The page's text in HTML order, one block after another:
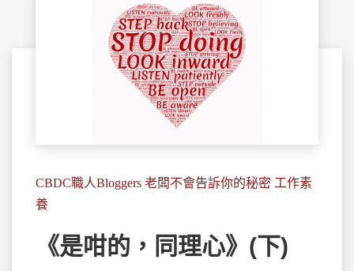
CBDC職人Bloggers 老闆不會告訴你的秘密 工作素
養
《是咁的，同理心》(下)